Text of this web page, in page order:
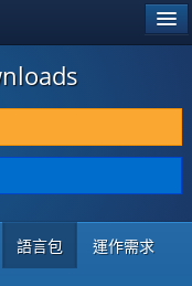
語言包 運作需求